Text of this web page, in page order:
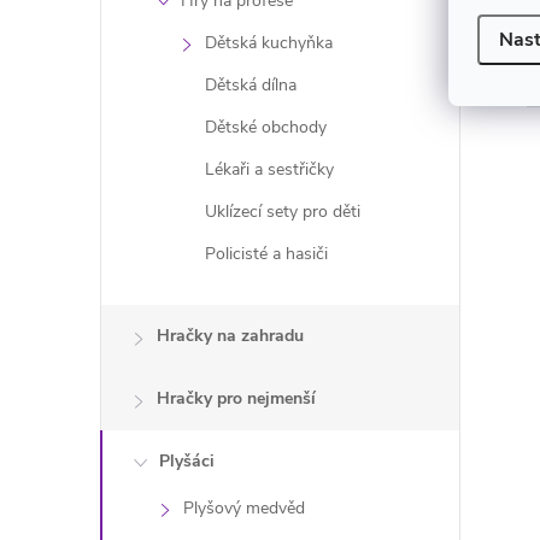
Dětská kuchyňka
Dětská dílna
Dětské obchody
Lékaři a sestřičky
Uklízecí sety pro děti
Policisté a hasiči
Hračky na zahradu
Hračky pro nejmenší
Plyšáci
Plyšový medvěd